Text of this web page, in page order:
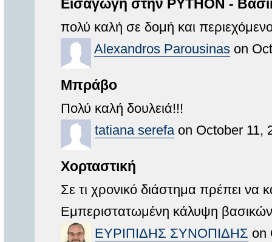
Εισαγωγή στην PYTHON -
πολύ καλή σε δομή και
Alexandros Parousinas on
Μπράβο
Πολύ καλή δουλειά!!!
tatiana serefaon October 11,
Χορταστική
Σε τι χρονικό διάστημα πρέπει να
Εμπεριστατωμένη κάλυψη
ΕΥΡΙΠΙΔΗΣ ΣΥΝΟΠΙΔΗΣ on